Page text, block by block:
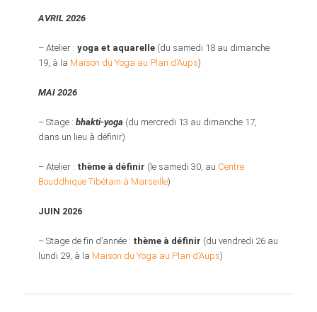
AVRIL 2026
– Atelier :yoga et aquarelle (du samedi 18 au dimanche
19, à la Maison du Yoga au Plan d’Aups)
MAI 2026
– Stage :bhakti-yoga (du mercredi 13 au dimanche 17,
dans un lieu à définir)
– Atelier : thème à définir (le samedi 30, au Centre
Bouddhique Tibétain à Marseille)
JUIN 2026
– Stage de fin d’année : thème à définir (du vendredi 26 au
lundi 29, à la Maison du Yoga au Plan d’Aups)